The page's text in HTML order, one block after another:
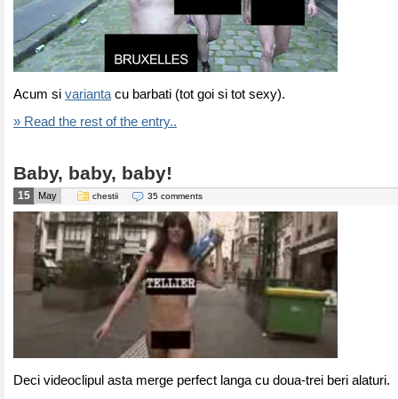
Acum si varianta cu barbati (tot goi si tot sexy).
» Read the rest of the entry..
Baby, baby, baby!
15 May chestii 35 comments
Deci videoclipul asta merge perfect langa cu doua-trei beri alaturi.